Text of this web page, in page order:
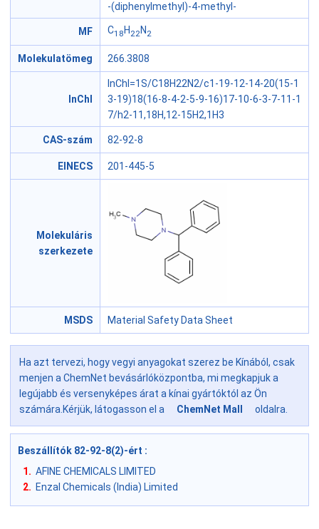
-(diphenylmethyl)-4-methyl-
MF C18 H 22N 2
Molekulatömeg 266.3808
InChI
InChI=1S/C18H22N2/c1-19-12-14-20(15-1
3-19)18(16-8-4-2-5-9-16)17-10-6-3-7-11-1
7/h2-11,18H,12-15H2,1H3
CAS-szám 82-92-8
EINECS 201-445-5
Molekuláris
szerkezete
MSDS Material Safety Data Sheet
Ha azt tervezi, hogy vegyi anyagokat szerez be Kínából, csak
menjen a ChemNet bevásárlóközpontba, mi megkapjuk a
legújabb és versenyképes árat a kínai gyártóktól az Ön
számára.Kérjük, látogasson el a
ChemNet Mall oldalra.
Beszállítók 82-92-8(2)-ért :
1. AFINE CHEMICALS LIMITED
2. Enzal Chemicals (India) Limited